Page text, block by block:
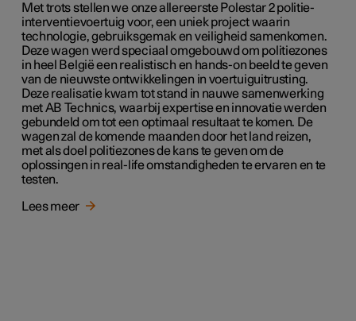
Met trots stellen we onze allereerste Polestar 2 politie-
interventievoertuig voor, een uniek project waarin
technologie, gebruiksgemak en veiligheid samenkomen.
Deze wagen werd speciaal omgebouwd om politiezones
in heel België een realistisch en hands-on beeld te geven
van de nieuwste ontwikkelingen in voertuiguitrusting.
Deze realisatie kwam tot stand in nauwe samenwerking
met AB Technics, waarbij expertise en innovatie werden
gebundeld om tot een optimaal resultaat te komen. De
wagen zal de komende maanden door het land reizen,
met als doel politiezones de kans te geven om de
oplossingen in real-life omstandigheden te ervaren en te
testen.
Lees meer